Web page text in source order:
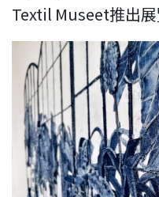
Textil Museet推出展